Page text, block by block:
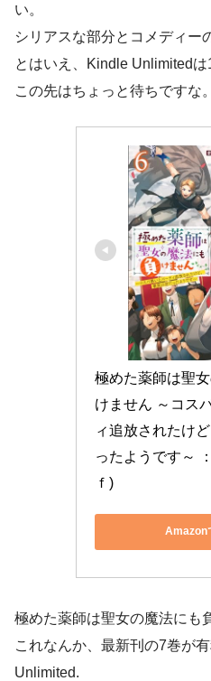
い。
シリアスな部分とコメディー
とはいえ、Kindle Unlimitedは
この先はちょっと待ちですな。
極めた薬師は聖
けません ～コス
ィ追放されたけ
ったようです～
ｆ)
Amazon
極めた薬師は聖女の魔法に
これなんか、最新刊の7巻が
Unlimited.